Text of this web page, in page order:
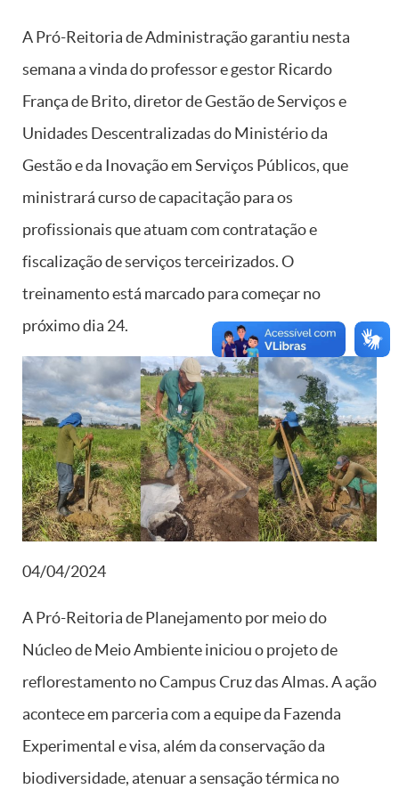
A Pró-Reitoria de Administração garantiu nesta
semana a vinda do professor e gestor Ricardo
França de Brito, diretor de Gestão de Serviços e
Unidades Descentralizadas do Ministério da
Gestão e da Inovação em Serviços Públicos, que
ministrará curso de capacitação para os
profissionais que atuam com contratação e
fiscalização de serviços terceirizados. O
treinamento está marcado para começar no
próximo dia 24.
04/04/2024
A Pró-Reitoria de Planejamento por meio do
Núcleo de Meio Ambiente iniciou o projeto de
reflorestamento no Campus Cruz das Almas. A ação
acontece em parceria com a equipe da Fazenda
Experimental e visa, além da conservação da
biodiversidade, atenuar a sensação térmica no